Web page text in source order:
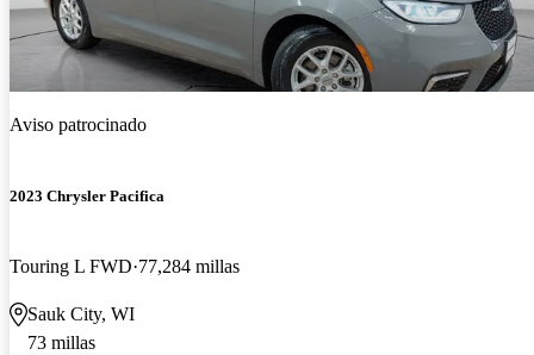
Aviso patrocinado
2023 Chrysler Pacifica
Touring L FWD 77,284 millas
Sauk City, WI
73 millas